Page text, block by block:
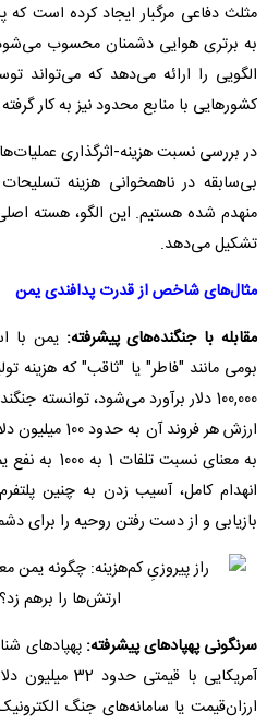
مثلث دفاعی مرگبار ایجاد کرده است که
به برتری هوایی دشمنان محسوب
الگویی را ارائه می‌دهد که می‌تواند
کشورهایی با منابع محدود نیز به کار
در بررسی نسبت هزینه-اثرگذاری
بی‌سابقه در ناهمخوانی هزینه
منهدم شده هستیم. این الگو، هسته
تشکیل می‌دهد.
مثال‌های شاخص از قدرت پدافندی یمن
مقابله با جنگنده‌های پیشرفته: یمن با
بومی مانند "فاطر" یا "ثاقب" که هزینه
ارزش هر فروند
به معنای
انهدام کامل، آسیب زدن به چنین
بازیابی و از دست رفتن روحیه را برای
سرنگونی پهپادهای پیشرفته:
آمریکایی با
ارزان‌قیمت یا سامانه‌های جنگ